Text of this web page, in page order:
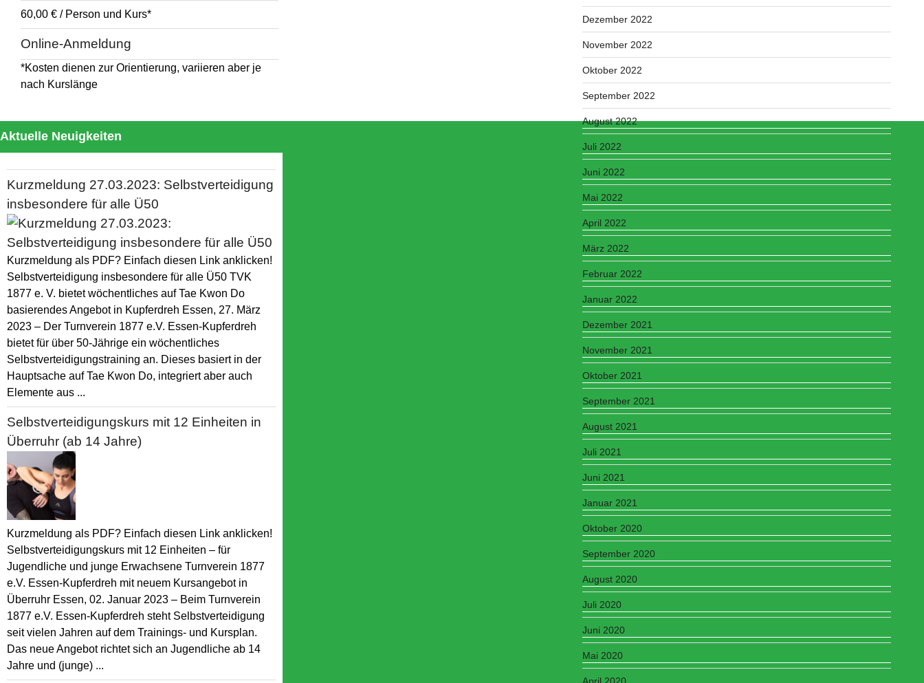
60,00 € / Person und Kurs*
Online-Anmeldung
*Kosten dienen zur Orientierung, variieren aber je
nach Kurslänge
Aktuelle Neuigkeiten
Kurzmeldung 27.03.2023: Selbstverteidigung
insbesondere für alle Ü50
Kurzmeldung als PDF? Einfach diesen Link anklicken!
Selbstverteidigung insbesondere für alle Ü50 TVK
1877 e. V. bietet wöchentliches auf Tae Kwon Do
basierendes Angebot in Kupferdreh Essen, 27. März
2023 – Der Turnverein 1877 e.V. Essen-Kupferdreh
bietet für über 50-Jährige ein wöchentliches
Selbstverteidigungstraining an. Dieses basiert in der
Hauptsache auf Tae Kwon Do, integriert aber auch
Elemente aus ...
Selbstverteidigungskurs mit 12 Einheiten in
Überruhr (ab 14 Jahre)
Kurzmeldung als PDF? Einfach diesen Link anklicken!
Selbstverteidigungskurs mit 12 Einheiten – für
Jugendliche und junge Erwachsene Turnverein 1877
e.V. Essen-Kupferdreh mit neuem Kursangebot in
Überruhr Essen, 02. Januar 2023 – Beim Turnverein
1877 e.V. Essen-Kupferdreh steht Selbstverteidigung
seit vielen Jahren auf dem Trainings- und Kursplan.
Das neue Angebot richtet sich an Jugendliche ab 14
Jahre und (junge) ...
Dezember 2022
November 2022
Oktober 2022
September 2022
August 2022
Juli 2022
Juni 2022
Mai 2022
April 2022
März 2022
Februar 2022
Januar 2022
Dezember 2021
November 2021
Oktober 2021
September 2021
August 2021
Juli 2021
Juni 2021
Januar 2021
Oktober 2020
September 2020
August 2020
Juli 2020
Juni 2020
Mai 2020